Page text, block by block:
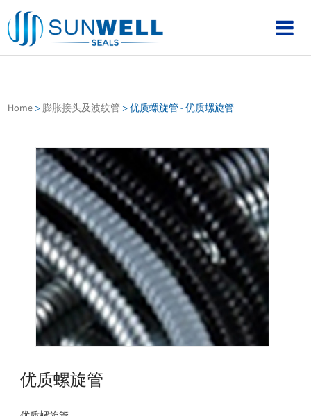
Home > 膨胀接头及波纹管 > 优质螺旋管 - 优质螺旋管
优质螺旋管
优质螺旋管